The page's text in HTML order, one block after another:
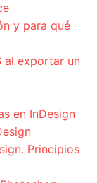
y para qué
al exportar un
en InDesign
Principios